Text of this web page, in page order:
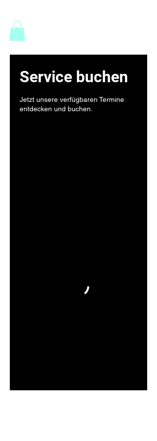
Service buchen
Jetzt unsere verfügbaren Termine
entdecken und buchen.